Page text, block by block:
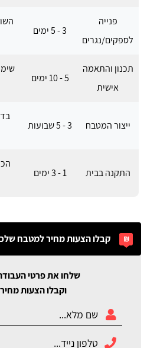
פנייה
לספקים/נגרים
3 - 5 ימים
תכנון והתאמה
אישית
5 - 10 ימים
ייצור המטבח 3 - 5 שבועות
התקנה בבית 1 - 3 ימים
קבלו הצעות מחיר למטבח
שלחו את פרטי
וקבלו הצעות